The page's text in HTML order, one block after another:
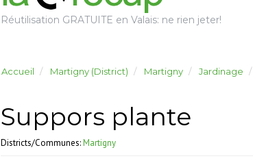
Réutilisation GRATUITE en Valais: ne rien jeter!
Accueil Martigny (District) Martigny Jardinage
Suppors plante
Districts/Communes:Martigny